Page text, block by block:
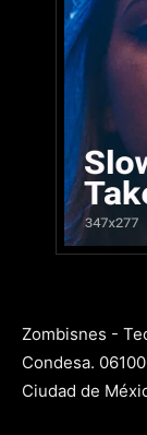
Zombisnes -
Condesa. 06100
Ciudad de